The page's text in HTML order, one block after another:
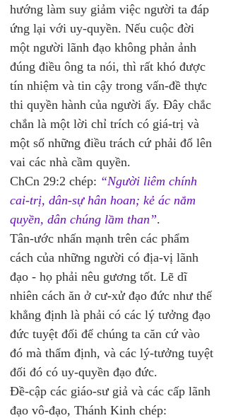
hướng làm suy giảm việc người ta đáp
ứng lại với uy-quyền. Nếu cuộc đời
một người lãnh đạo không phản ảnh
đúng điều ông ta nói, thì rất khó được
tín nhiệm và tin cậy trong vấn-đề thực
thi quyền hành của người ấy. Đây chắc
chắn là một lời chỉ trích có giá-trị và
một số những điều trách cứ phải đổ lên
vai các nhà cầm quyền.
ChCn 29:2 chép: “Người liêm chính
cai-trị, dân-sự hân hoan; kẻ ác nắm
quyền, dân chúng lầm than”.
Tân-ước nhấn mạnh trên các phẩm
cách của những người có địa-vị lãnh
đạo - họ phải nêu gương tốt. Lẽ dĩ
nhiên cách ăn ở cư-xử đạo đức như thế
khẳng định là phải có các lý tưởng đạo
đức tuyệt đối để chúng ta căn cứ vào
đó mà thẩm định, và các lý-tưởng tuyệt
đối đó có uy-quyền đạo đức.
Đề-cập các giáo-sư giả và các cấp lãnh
đạo vô-đạo, Thánh Kinh chép: